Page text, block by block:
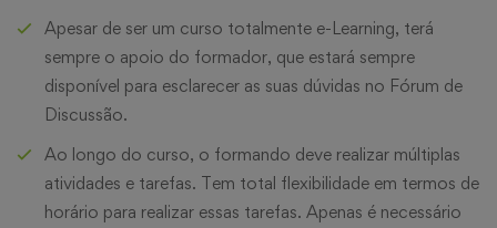
Apesar de ser um curso totalmente e-Learning, terá
sempre o apoio do formador, que estará sempre
disponível para esclarecer as suas dúvidas no Fórum de
Discussão.
Ao longo do curso, o formando deve realizar múltiplas
atividades e tarefas. Tem total flexibilidade em termos de
horário para realizar essas tarefas. Apenas é necessário